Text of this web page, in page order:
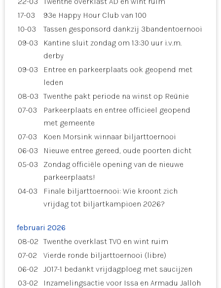
17-03
93e Happy Hour Club van 100
10-03
Tassen gesponsord dankzij 3bandentoernooi
09-03
Kantine sluit zondag om 13:30 uur i.v.m.
derby
09-03
Entree en parkeerplaats ook geopend met
leden
08-03 Twenthe pakt periode na winst op Reünie
07-03
Parkeerplaats en entree officieel geopend
met gemeente
07-03
Koen Morsink winnaar biljarttoernooi
06-03
Nieuwe entree gereed, oude poorten dicht
05-03
Zondag officiële opening van de nieuwe
parkeerplaats!
04-03
Finale biljarttoernooi: Wie kroont zich
vrijdag tot biljartkampioen 2026?
februari 2026
08-02 Twenthe overklast TVO en wint ruim
07-02
Vierde ronde biljarttoernooi (libre)
06-02
JO17-1 bedankt vrijdagploeg met saucijzen
03-02
Inzamelingsactie voor Issa en Armadu Jalloh